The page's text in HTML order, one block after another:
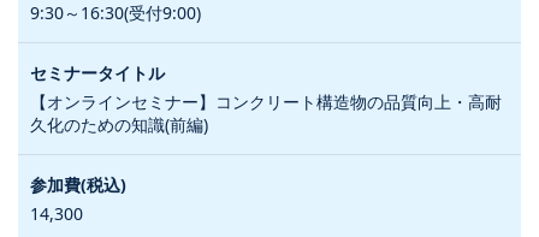
9:30～16:30(受付9:00)
【オンラインセミナー】コンクリート構造物の品質向上・高耐
久化のための知識(前編)
14,300